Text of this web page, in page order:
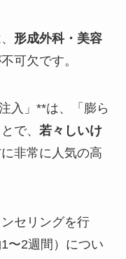
形成外科・美容
可欠です。
入」**は、「膨ら
で、 若々しいけ
非常に人気の高
セリングを行
〜2週間）につい